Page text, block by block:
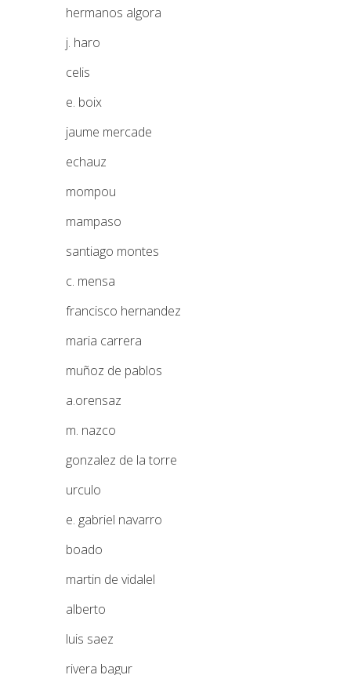
hermanos algora
j. haro
celis
e. boix
jaume mercade
echauz
mompou
mampaso
santiago montes
c. mensa
francisco hernandez
maria carrera
muñoz de pablos
a.orensaz
m. nazco
gonzalez de la torre
urculo
e. gabriel navarro
boado
martin de vidalel
alberto
luis saez
rivera bagur